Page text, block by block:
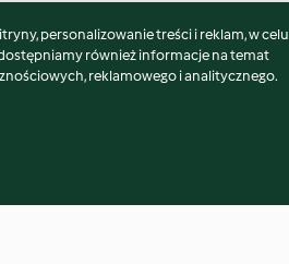
personalizowanie treści i reklam, w celu
również informacje na temat
reklamowego i analitycznego.